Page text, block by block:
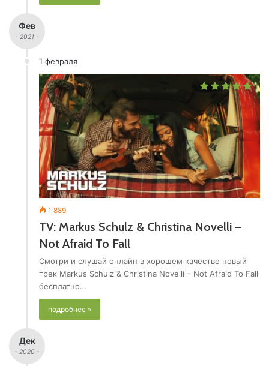
Фев
- 2021 -
1 февраля
1 889
TV: Markus Schulz & Christina Novelli –
Not Afraid To Fall
Смотри и слушай онлайн в хорошем качестве новый
трек Markus Schulz & Christina Novelli – Not Afraid To Fall
бесплатно…
подробнее »
Дек
- 2020 -